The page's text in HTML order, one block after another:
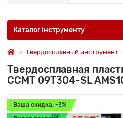
Каталог інструменту
Твердосплавный инструмент
Твердосплавная
CCMT 09T304-SL
Ваша скидка: -3%